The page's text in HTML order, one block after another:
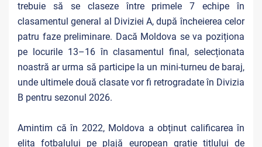
trebuie să se claseze între primele 7 echipe în
clasamentul general al Diviziei A, după încheierea celor
patru faze preliminare. Dacă Moldova se va poziționa
pe locurile 13–16 în clasamentul final, selecționata
noastră ar urma să participe la un mini-turneu de baraj,
unde ultimele două clasate vor fi retrogradate în Divizia
B pentru sezonul 2026.
Amintim că în 2022, Moldova a obținut calificarea în
elita fotbalului pe plajă european grație titlului de